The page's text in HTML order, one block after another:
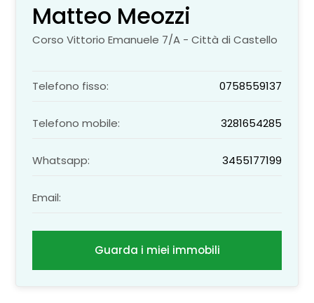
Matteo Meozzi
Corso Vittorio Emanuele 7/A - Città di Castello
Telefono fisso: 0758559137
Telefono mobile: 3281654285
Whatsapp: 3455177199
Email:
Guarda i miei immobili